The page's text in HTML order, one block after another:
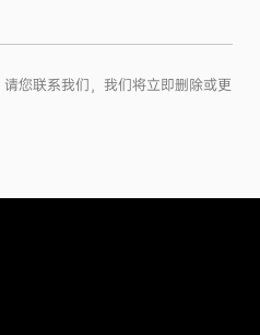
您联系我们，我们将立即删除或更